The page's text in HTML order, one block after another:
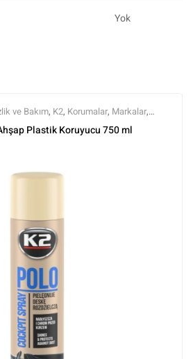
Yok
ve Bakım, K2, Korumalar, Markalar,
Tüm ÜrünlerPlastik Koruyucu 750 ml